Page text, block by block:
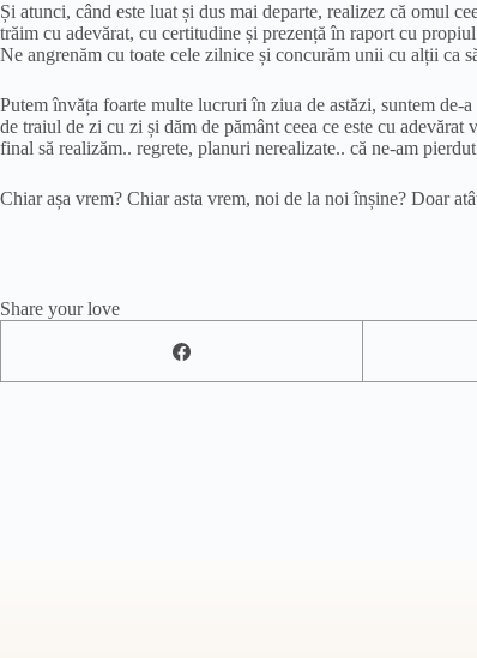
Și atunci, când este luat și dus mai departe, realizez că omul
trăim cu adevărat, cu certitudine și prezență în raport cu
Ne angrenăm cu toate cele zilnice și concurăm unii cu alții ca
Putem învăța foarte multe lucruri în ziua de astăzi, suntem
de traiul de zi cu zi și dăm de pământ ceea ce este cu
final să realizăm.. regrete, planuri nerealizate.. că ne-am
Chiar așa vrem? Chiar asta vrem, noi de la noi înșine? Doar
Share your love